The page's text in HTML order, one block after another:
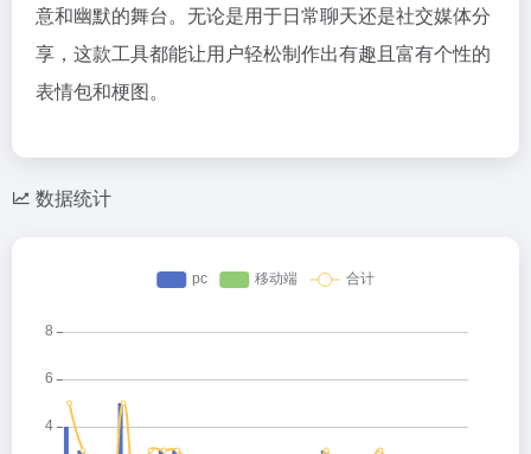
意和幽默的舞台。无论是用于日常聊天还是社交媒体分
享，这款工具都能让用户轻松制作出有趣且富有个性的
表情包和梗图。
数据统计